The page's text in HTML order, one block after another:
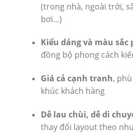
(trong nhà, ngoài trời,
bơi…)
Kiểu dáng và màu sắc
đồng bộ phong cách
Giá cả cạnh tranh,
khúc khách hàng
Dễ lau chùi, dễ di
thay đổi layout theo